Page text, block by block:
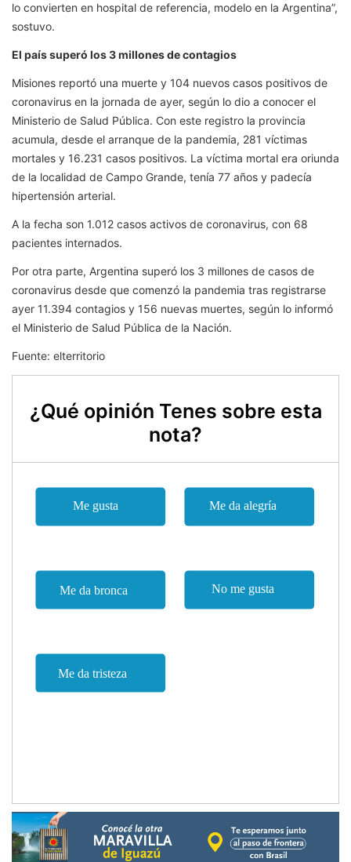
lo convierten en hospital de referencia, modelo en la Argentina”,
sostuvo.
El país superó los 3 millones de contagios
Misiones reportó una muerte y 104 nuevos casos positivos de
coronavirus en la jornada de ayer, según lo dio a conocer el
Ministerio de Salud Pública. Con este registro la provincia
acumula, desde el arranque de la pandemia, 281 víctimas
mortales y 16.231 casos positivos. La víctima mortal era oriunda
de la localidad de Campo Grande, tenía 77 años y padecía
hipertensión arterial.
A la fecha son 1.012 casos activos de coronavirus, con 68
pacientes internados.
Por otra parte, Argentina superó los 3 millones de casos de
coronavirus desde que comenzó la pandemia tras registrarse
ayer 11.394 contagios y 156 nuevas muertes, según lo informó
el Ministerio de Salud Pública de la Nación.
Fuente: elterritorio
¿Qué opinión Tenes sobre esta
nota?